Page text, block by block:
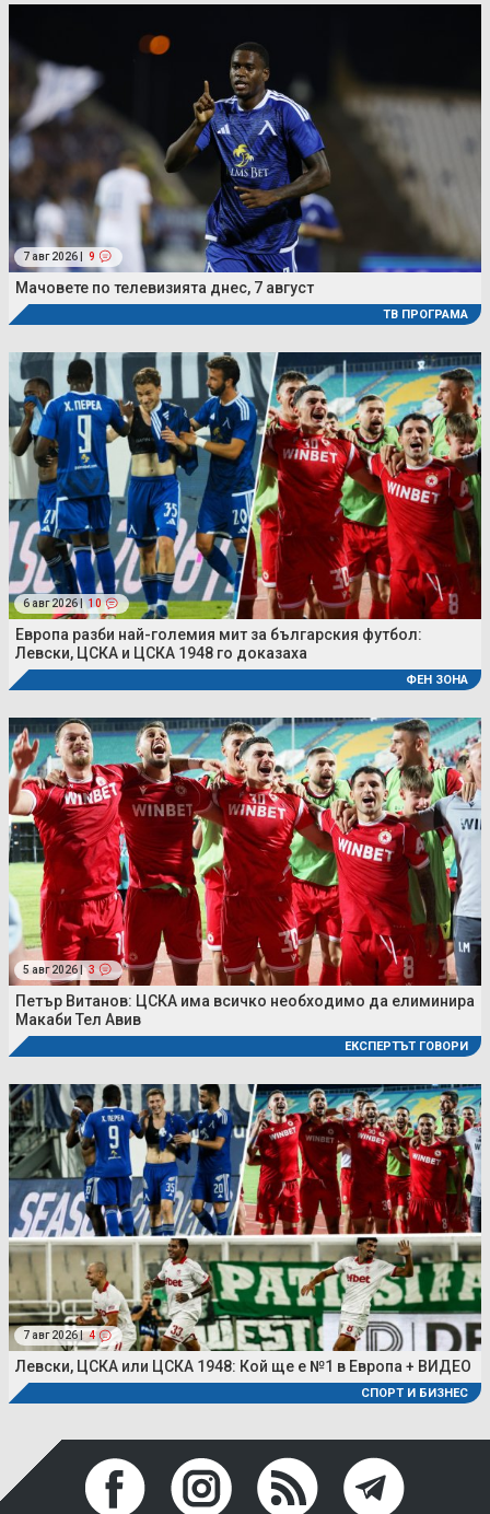
7 авг 2026 | 9
Мачовете по телевизията днес, 7 август
ТВ ПРОГРАМА
6 авг 2026 | 10
Европа разби най-големия мит за българския футбол:
Левски, ЦСКА и ЦСКА 1948 го доказаха
ФЕН ЗОНА
5 авг 2026 | 3
Петър Витанов: ЦСКА има всичко необходимо да елиминира
Макаби Тел Авив
ЕКСПЕРТЪТ ГОВОРИ
7 авг 2026 | 4
Левски, ЦСКА или ЦСКА 1948: Кой ще е №1 в Европа + ВИДЕО
СПОРТ И БИЗНЕС